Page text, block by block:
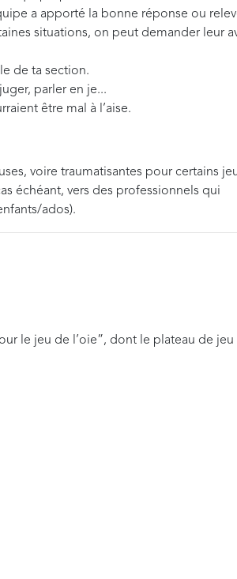
a apporté la bonne réponse ou
situations, on peut demander leur
de ta section.
parler en je...
être mal à l’aise.
voire traumatisantes pour certains
échéant, vers des professionnels qui
ados).
le jeu de l’oie”, dont le plateau de jeu